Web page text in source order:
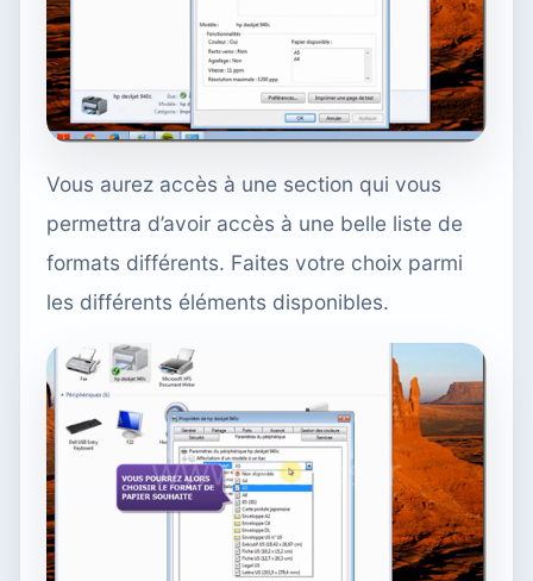
Vous aurez accès à une section qui vous
permettra d’avoir accès à une belle liste de
formats différents. Faites votre choix parmi
les différents éléments disponibles.